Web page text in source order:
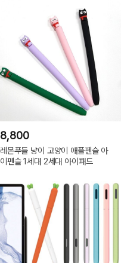
8,800
레몬푸들 냥이 고양이 애플펜슬 아
이펜슬 1세대 2세대 아이패드